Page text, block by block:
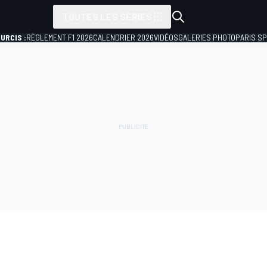
:RÈGLEMENT F1 2026CALENDRIER 2026VIDÉOSGALERIES PHOTOPARIS